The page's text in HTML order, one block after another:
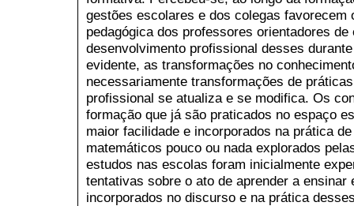
gestões escolares e dos colegas favorecem
pedagógica dos professores orientadores
desenvolvimento profissional desses
evidente, as transformações no
necessariamente transformações de
profissional se atualiza e se modifica. Os
formação que já são praticados no espaço
maior facilidade e incorporados na prática
matemáticos pouco ou nada explorados
estudos nas escolas foram inicialmente
tentativas sobre o ato de aprender a
incorporados no discurso e na prática